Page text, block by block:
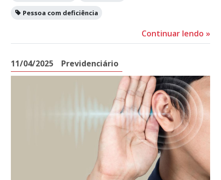
Pessoa com deficiência
Continuar lendo »
11/04/2025 Previdenciário